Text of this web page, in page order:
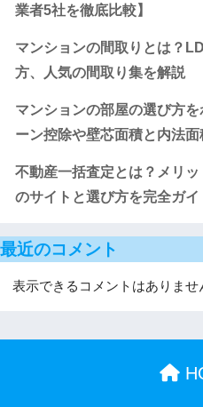
業者5社を徹底比較】
マンションの間取りとは？
方、人気の間取り集を解説
マンションの部屋の選び方
ーン控除や壁芯面積と内法面
不動産一括査定とは？メリ
のサイトと選び方を完全ガイ
最近のコメント
表示できるコメントはありませ